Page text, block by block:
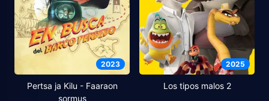
2023
Pertsa ja Kilu - Faaraon
sormus
2025
Los tipos malos 2